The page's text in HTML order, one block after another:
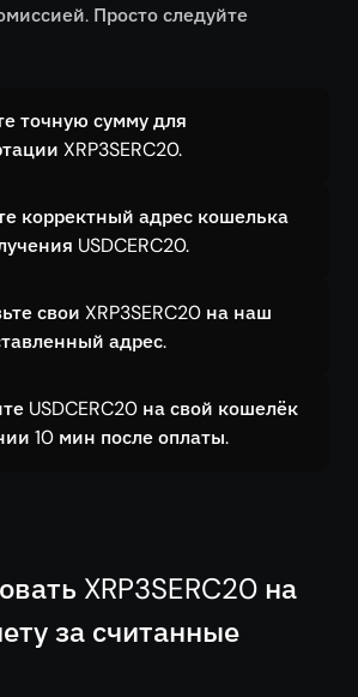
Просто следуйте
точную сумму для
XRP3SERC20.
корректный адрес кошелька
USDCERC20.
свои XRP3SERC20 на наш
адрес.
USDCERC20 на свой кошелёк
10 мин после оплаты.
XRP3SERC20 на
за считанные